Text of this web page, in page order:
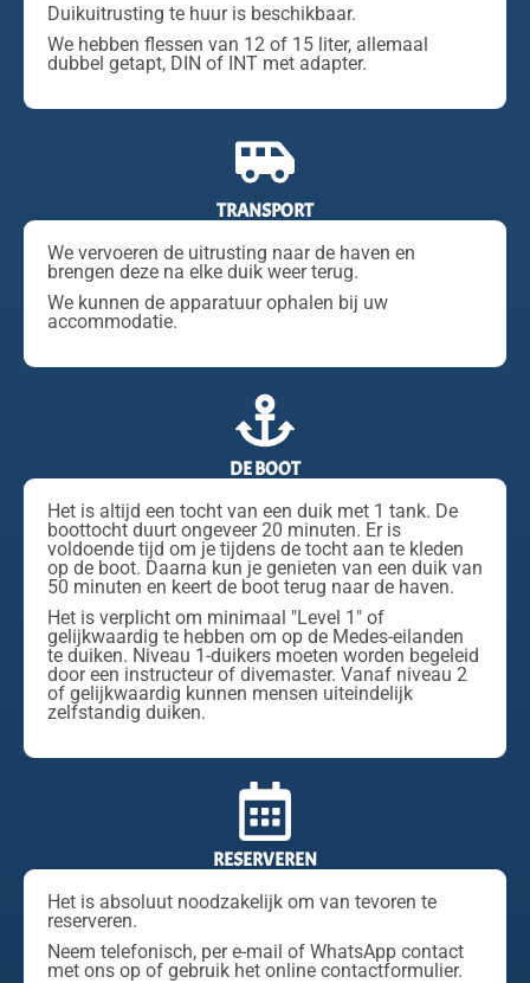
Duikuitrusting te huur is beschikbaar.
We hebben flessen van 12 of 15 liter, allemaal
dubbel getapt, DIN of INT met adapter.
TRANSPORT
We vervoeren de uitrusting naar de haven en
brengen deze na elke duik weer terug.
We kunnen de apparatuur ophalen bij uw
accommodatie.
DE BOOT
Het is altijd een tocht van een duik met 1 tank. De
boottocht duurt ongeveer 20 minuten. Er is
voldoende tijd om je tijdens de tocht aan te kleden
op de boot. Daarna kun je genieten van een duik van
50 minuten en keert de boot terug naar de haven.
Het is verplicht om minimaal "Level 1" of
gelijkwaardig te hebben om op de Medes-eilanden
te duiken. Niveau 1-duikers moeten worden begeleid
door een instructeur of divemaster. Vanaf niveau 2
of gelijkwaardig kunnen mensen uiteindelijk
zelfstandig duiken.
RESERVEREN
Het is absoluut noodzakelijk om van tevoren te
reserveren.
Neem telefonisch, per e-mail of WhatsApp contact
met ons op of gebruik het online contactformulier.